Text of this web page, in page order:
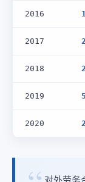
2016
2017
2018
2019
2020
对外劳务